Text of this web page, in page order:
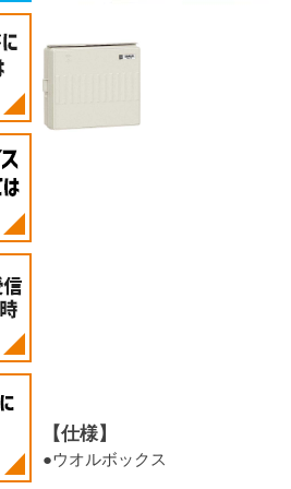
【仕様】
●ウオルボックス